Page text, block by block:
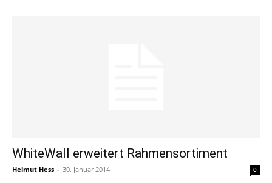
WhiteWall erweitert Rahmensortiment
Helmut Hess - 30. Januar 2014 0